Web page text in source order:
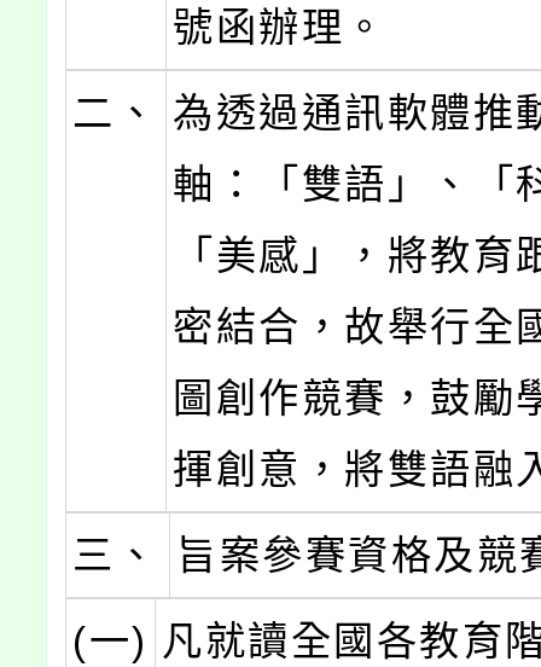
號函辦理。
二、
為透過通訊軟體推
軸：「雙語」、「
「美感」，將教育
密結合，故舉行全
圖創作競賽，鼓勵
揮創意，將雙語融
三、
旨案參賽資格及競
(一) 凡就讀全國各教育